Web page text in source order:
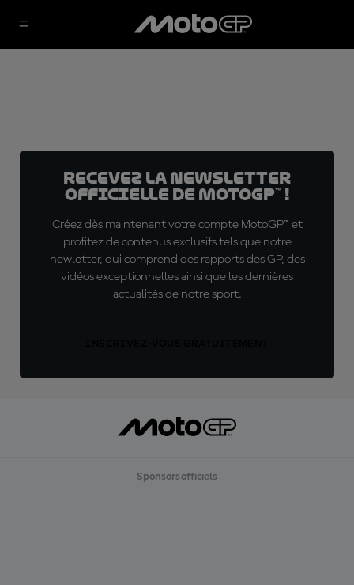
Recevez la Newsletter
officielle de MotoGP™ !
Créez dès maintenant votre compte MotoGP™ et
profitez de contenus exclusifs tels que notre
newletter, qui comprend des rapports des GP, des
vidéos exceptionnelles ainsi que les dernières
actualités de notre sport.
Sponsors officiels